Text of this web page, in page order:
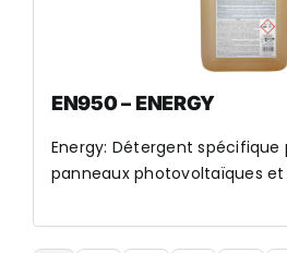
EN950 – ENERGY
Energy: Détergent spécifique
panneaux photovoltaïques et